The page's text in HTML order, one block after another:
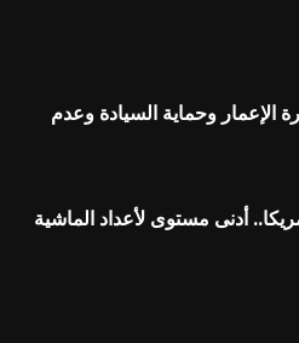
الإعمار وحماية السيادة وعدم
أدنى مستوى لأعداد الماشية